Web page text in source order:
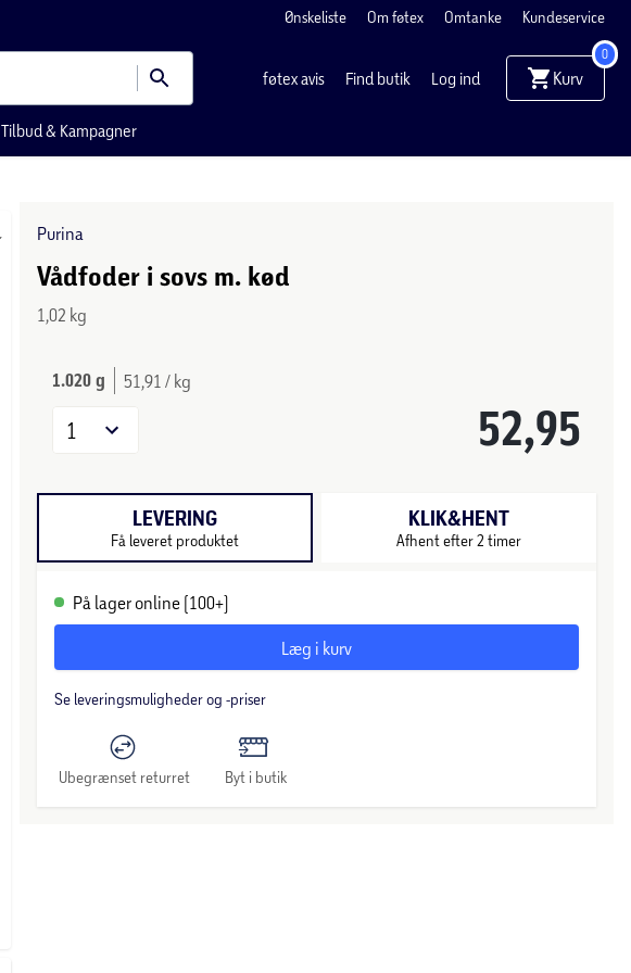
Ønskeliste Om føtex Omtanke Kundeservice
føtex avis Find butik Log ind Kurv
0
Tilbud & Kampagner
Purina
Vådfoder i sovs m. kød
1,02 kg
1.020 g 51,91 / kg
52,95
1
LEVERING
Få leveret produktet
KLIK&HENT
Afhent efter 2 timer
På lager online (100+)
Læg i kurv
Se leveringsmuligheder og -priser
Ubegrænset returret Byt i butik